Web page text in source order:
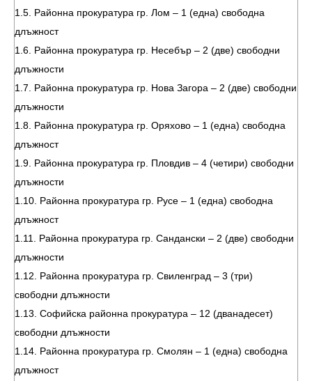
1.5. Районна прокуратура гр. Лом – 1 (една) свободна
длъжност
1.6. Районна прокуратура гр. Несебър – 2 (две) свободни
длъжности
1.7. Районна прокуратура гр. Нова Загора – 2 (две) свободни
длъжности
1.8. Районна прокуратура гр. Оряхово – 1 (една) свободна
длъжност
1.9. Районна прокуратура гр. Пловдив – 4 (четири) свободни
длъжности
1.10. Районна прокуратура гр. Русе – 1 (една) свободна
длъжност
1.11. Районна прокуратура гр. Сандански – 2 (две) свободни
длъжности
1.12. Районна прокуратура гр. Свиленград – 3 (три)
свободни длъжности
1.13. Софийска районна прокуратура – 12 (дванадесет)
свободни длъжности
1.14. Районна прокуратура гр. Смолян – 1 (една) свободна
длъжност